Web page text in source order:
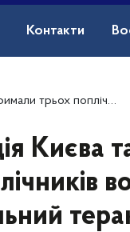
Контакти
смертельний теракт у Дарницькому районі столиці
Києва